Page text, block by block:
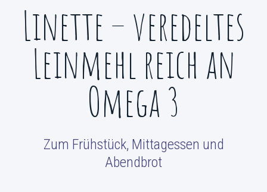
Linette – veredeltes
Leinmehl reich an
Omega 3
Zum Frühstück, Mittagessen und
Abendbrot